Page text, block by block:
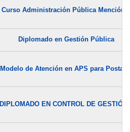
Curso Administración Pública
Diplomado en Gestión Pública
Modelo de Atención en APS para
DIPLOMADO EN CONTROL DE